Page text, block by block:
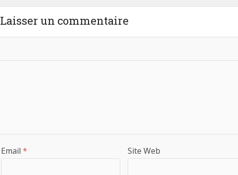
Laisser un commentaire
Email * Site Web